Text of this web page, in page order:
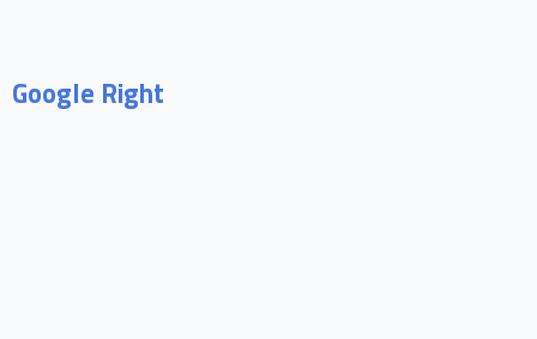
Google Right